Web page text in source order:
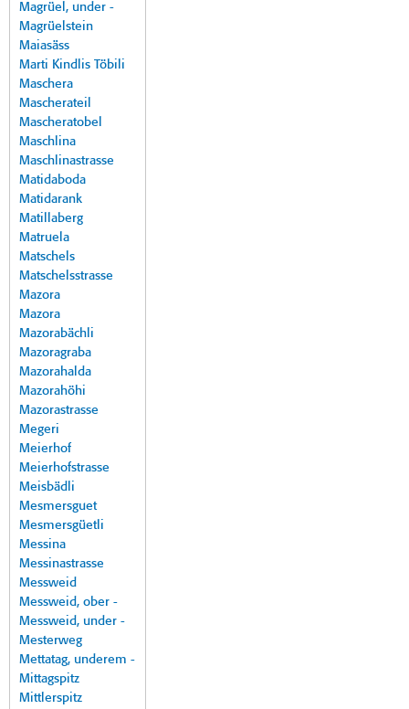
Magrüel, under -
Magrüelstein
Maiasäss
Marti Kindlis Töbili
Maschera
Mascherateil
Mascheratobel
Maschlina
Maschlinastrasse
Matidaboda
Matidarank
Matillaberg
Matruela
Matschels
Matschelsstrasse
Mazora
Mazora
Mazorabächli
Mazoragraba
Mazorahalda
Mazorahöhi
Mazorastrasse
Megeri
Meierhof
Meierhofstrasse
Meisbädli
Mesmersguet
Mesmersgüetli
Messina
Messinastrasse
Messweid
Messweid, ober -
Messweid, under -
Mesterweg
Mettatag, underem -
Mittagspitz
Mittlerspitz